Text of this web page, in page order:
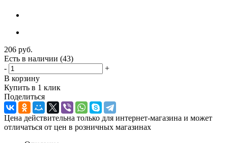
206 руб.
Есть в наличии (43)
-
+
В корзину
Купить в 1 клик
Поделиться
Цена действительна только для интернет-магазина и может
отличаться от цен в розничных магазинах